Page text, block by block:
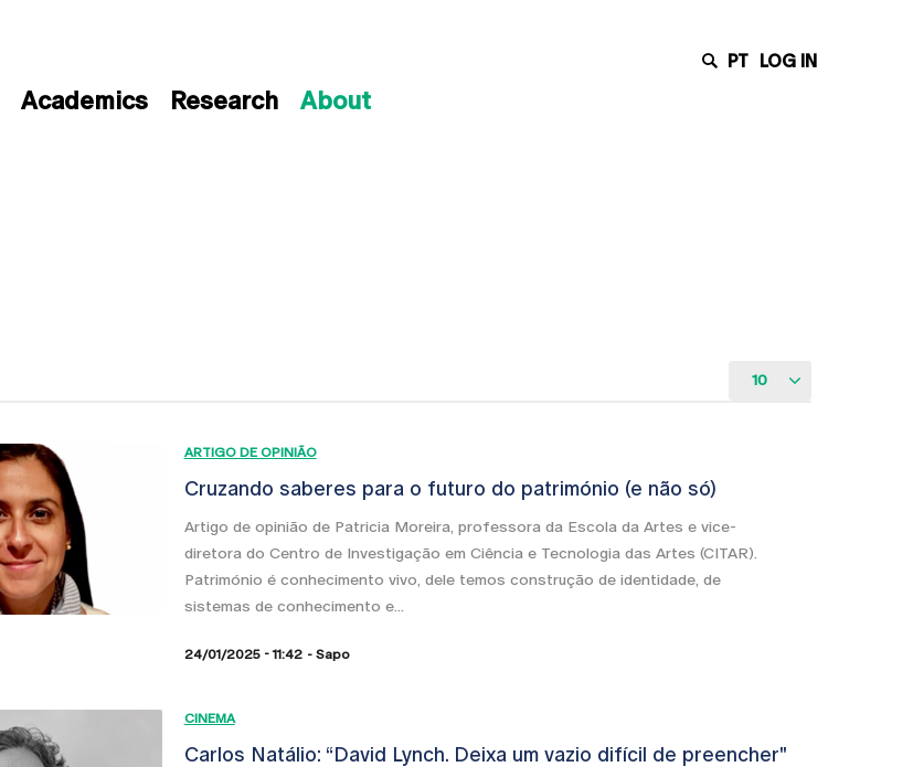
Academics Research About
PT LOG IN
10
ARTIGO DE OPINIÃO
Cruzando saberes para o futuro do património (e não só)
Artigo de opinião de Patricia Moreira, professora da Escola da Artes e vice-
diretora do Centro de Investigação em Ciência e Tecnologia das Artes (CITAR).
Património é conhecimento vivo, dele temos construção de identidade, de
sistemas de conhecimento e...
24/01/2025 - 11:42 Sapo
CINEMA
Carlos Natálio: “David Lynch. Deixa um vazio difícil de preencher"